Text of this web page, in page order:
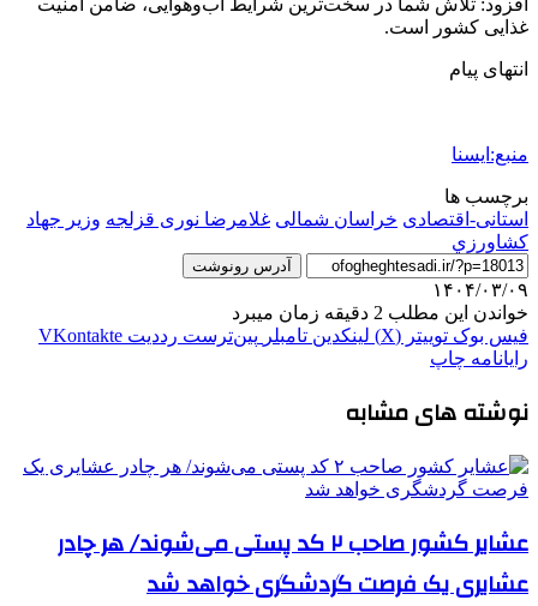
غذایی کشور است.
انتهای پیام
منبع:ایسنا
برچسب ها
استانی-اقتصادی خراسان شمالی غلامرضا نوری قزلجه وزير جهاد
کشاورزي
آدرس رونوشت
۱۴۰۴/۰۳/۰۹
خواندن این مطلب 2 دقیقه زمان میبرد
فیس بوک توییتر (X) لینکدین ‫تامبلر ‫پین‌ترست ‫رددیت ‫VKontakte
رایانامه چاپ
نوشته های مشابه
عشایر کشور صاحب ۲ کد پستی می‌شوند/ هر چادر
عشایری یک فرصت گردشگری خواهد شد